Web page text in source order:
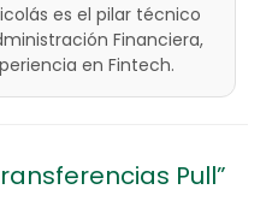
es el pilar técnico
Financiera,
en Fintech.
Pull”